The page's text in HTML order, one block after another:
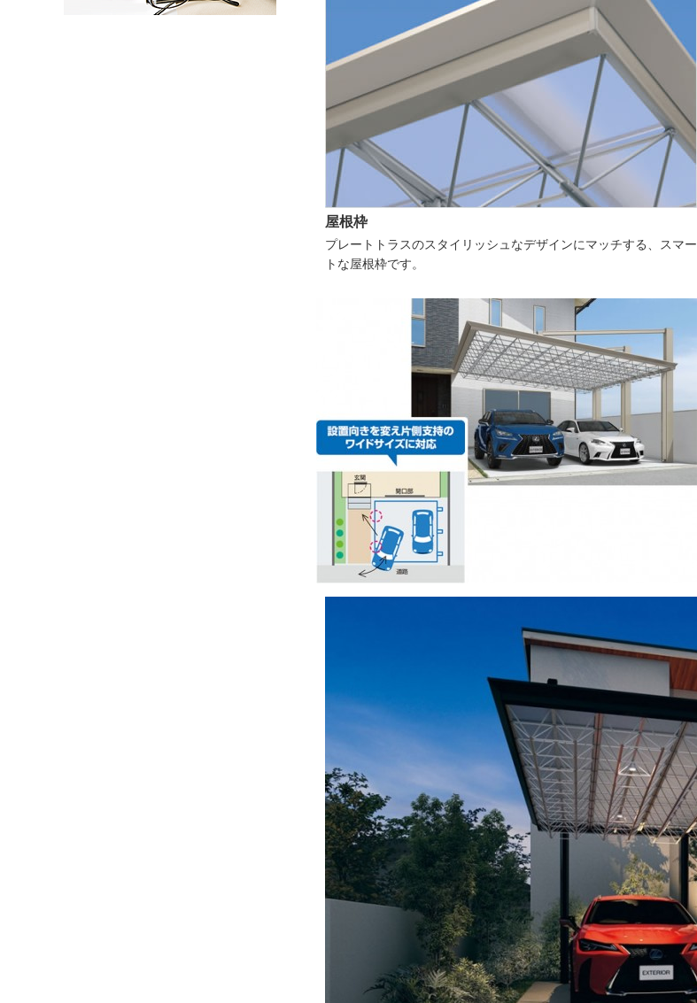
屋根枠
プレートトラスのスタイリッシュなデザインにマッチする、スマー
トな屋根枠です。